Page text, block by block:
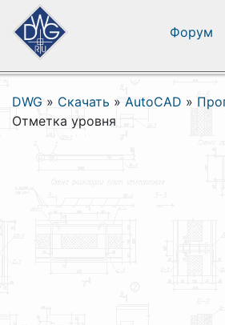
Форум
DWG » Скачать » AutoCAD »
Отметка уровня